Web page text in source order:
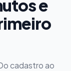
e
cadastro ao